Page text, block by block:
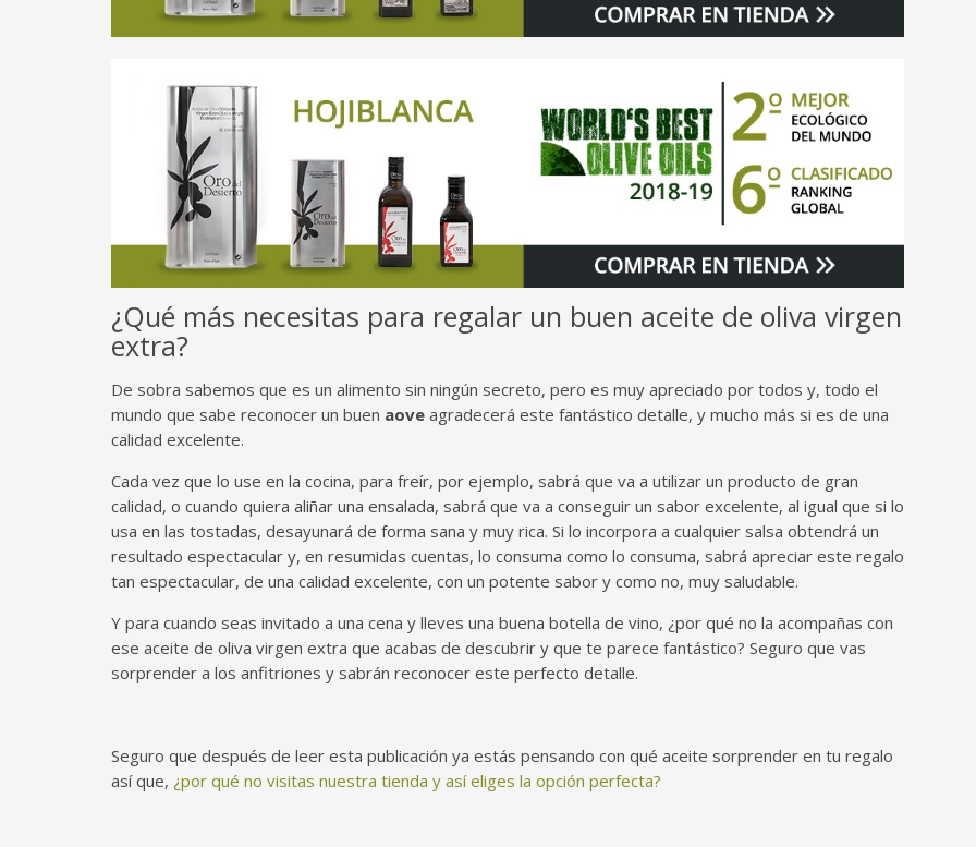
¿Qué más necesitas para regalar un buen aceite de oliva virgen
extra?
De sobra sabemos que es un alimento sin ningún secreto, pero es muy apreciado por todos y, todo el
mundo que sabe reconocer un buen aove agradecerá este fantástico detalle, y mucho más si es de una
calidad excelente.
Cada vez que lo use en la cocina, para freír, por ejemplo, sabrá que va a utilizar un producto de gran
calidad, o cuando quiera aliñar una ensalada, sabrá que va a conseguir un sabor excelente, al igual que si lo
usa en las tostadas, desayunará de forma sana y muy rica. Si lo incorpora a cualquier salsa obtendrá un
resultado espectacular y, en resumidas cuentas, lo consuma como lo consuma, sabrá apreciar este regalo
tan espectacular, de una calidad excelente, con un potente sabor y como no, muy saludable.
Y para cuando seas invitado a una cena y lleves una buena botella de vino, ¿por qué no la acompañas con
ese aceite de oliva virgen extra que acabas de descubrir y que te parece fantástico? Seguro que vas
sorprender a los anfitriones y sabrán reconocer este perfecto detalle.
Seguro que después de leer esta publicación ya estás pensando con qué aceite sorprender en tu regalo
así que, ¿por qué no visitas nuestra tienda y así eliges la opción perfecta?